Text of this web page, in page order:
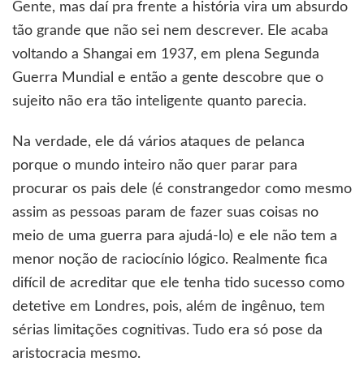
Gente, mas daí pra frente a história vira um absurdo
tão grande que não sei nem descrever. Ele acaba
voltando a Shangai em 1937, em plena Segunda
Guerra Mundial e então a gente descobre que o
sujeito não era tão inteligente quanto parecia.
Na verdade, ele dá vários ataques de pelanca
porque o mundo inteiro não quer parar para
procurar os pais dele (é constrangedor como mesmo
assim as pessoas param de fazer suas coisas no
meio de uma guerra para ajudá-lo) e ele não tem a
menor noção de raciocínio lógico. Realmente fica
difícil de acreditar que ele tenha tido sucesso como
detetive em Londres, pois, além de ingênuo, tem
sérias limitações cognitivas. Tudo era só pose da
aristocracia mesmo.